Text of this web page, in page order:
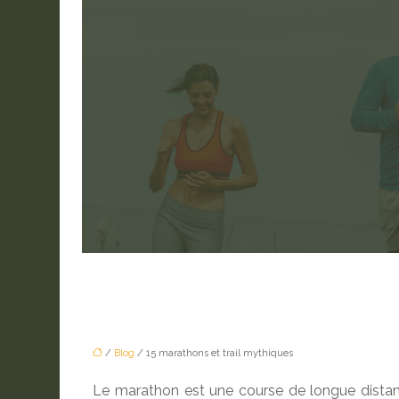
/ Blog / 15 marathons et trail mythiques
Le marathon est une course de longue